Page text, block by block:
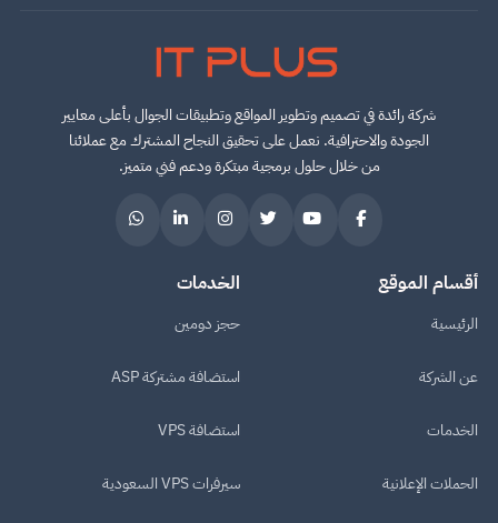
IT PLUS
شركة رائدة في تصميم وتطوير المواقع وتطبيقات الجوال بأعلى معايير
الجودة والاحترافية. نعمل على تحقيق النجاح المشترك مع عملائنا
من خلال حلول برمجية مبتكرة ودعم فني متميز.
أقسام الموقع
الرئيسية
عن الشركة
الخدمات
الحملات الإعلانية
الخدمات
حجز دومين
استضافة مشتركة ASP
استضافة VPS
سيرفرات VPS السعودية